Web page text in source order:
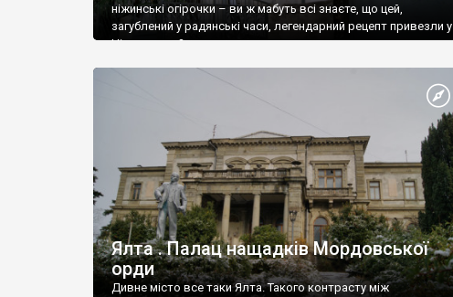
ніжинські огірочки – ви ж мабуть всі знаєте, що цей,
загублений у радянські часи, легендарний рецепт привезли у
Ніжин греки?
Ялта . Палац нащадків Мордовської
орди
Дивне місто все таки Ялта. Такого контрасту між